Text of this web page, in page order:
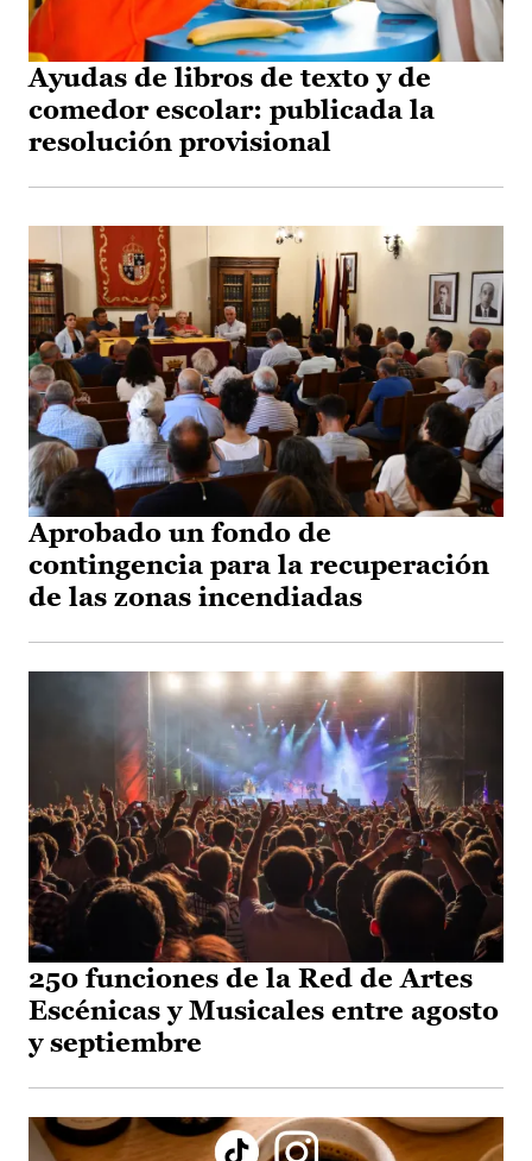
Ayudas de libros de texto y de
comedor escolar: publicada la
resolución provisional
Aprobado un fondo de
contingencia para la recuperación
de las zonas incendiadas
250 funciones de la Red de Artes
Escénicas y Musicales entre agosto
y septiembre